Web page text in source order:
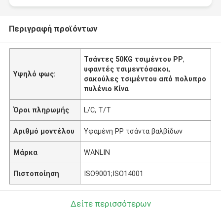
Περιγραφή προϊόντων
Υψηλό φως:
Τσάντες 50KG τσιμέντου PP,
υφαντές τσιμεντόσακοι,
σακούλες τσιμέντου από πολυπρο
πυλένιο Κίνα
Όροι πληρωμής L/C, T/T
Αριθμό μοντέλου Υφαμένη PP τσάντα βαλβίδων
Μάρκα WANLIN
Πιστοποίηση ISO9001;ISO14001
Δείτε περισσότερων